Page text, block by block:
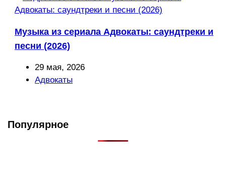
Музыка из сериала Адвокаты: саундтреки и
песни (2026)
Запись
опубликована:
29 мая, 2026
Рубрика
Адвокаты
Популярное